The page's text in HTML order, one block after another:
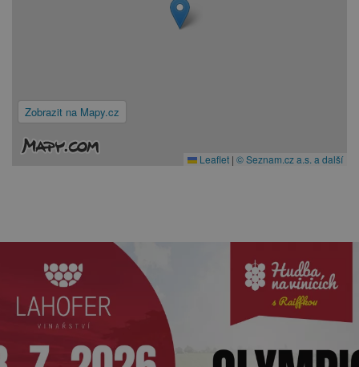
Zobrazit na Mapy.cz
Leaflet | © Seznam.cz a.s. a další